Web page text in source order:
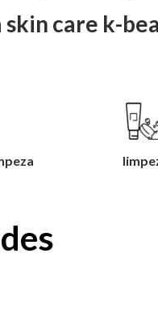
care k-